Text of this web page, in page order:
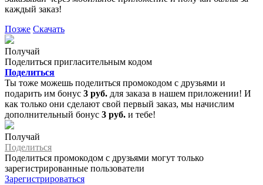
каждый заказ!
Позже Скачать
Получай
Поделиться пригласительным кодом
Поделиться
Ты тоже можешь поделиться промокодом с друзьями и
подарить им бонус 3 руб. для заказа в нашем приложении! И
как только они сделают свой первый заказ, мы начислим
дополнительный бонус 3 руб. и тебе!
Получай
Поделиться
Поделиться промокодом с друзьями могут только
зарегистрированные пользователи
Зарегистрироваться